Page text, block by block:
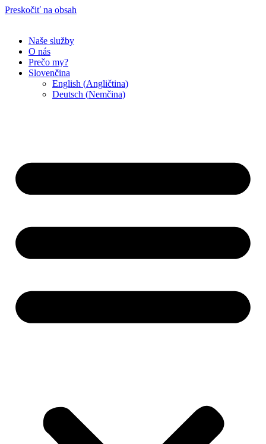
Preskočiť na obsah
Naše služby
O nás
Prečo my?
Slovenčina
English (Angličtina)
Deutsch (Nemčina)